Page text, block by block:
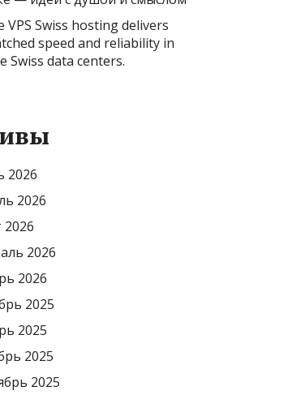
VPS Swiss hosting delivers
speed and reliability in
Swiss data centers.
2026
2026
2026
2026
2025
2025
2025
2025